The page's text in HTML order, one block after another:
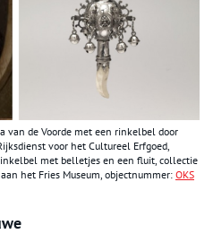
van de Voorde met een rinkelbel door
voor het Cultureel Erfgoed,
met belletjes en een fluit, collectie
het Fries Museum, objectnummer: OKS